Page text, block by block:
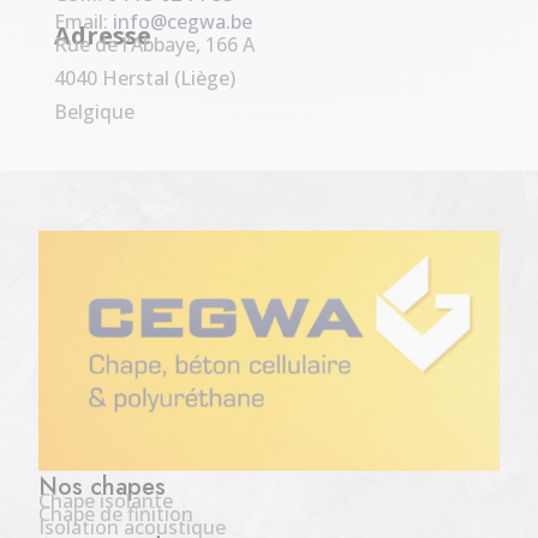
Email: info@cegwa.be
Adresse
Rue de l’Abbaye, 166 A
4040 Herstal (Liège)
Belgique
Nos chapes
Chape isolante
Chape de finition
Isolation acoustique